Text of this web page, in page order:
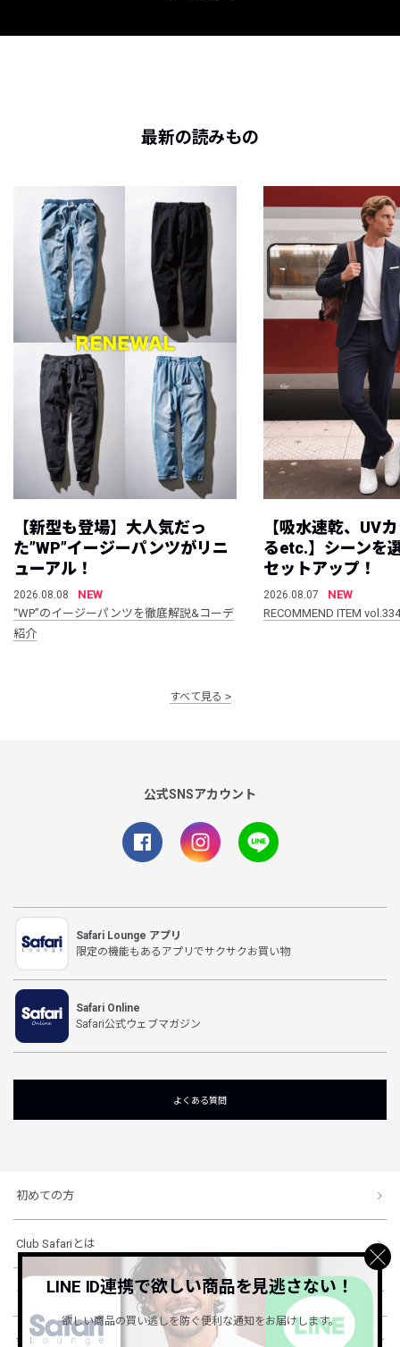
最新の読みもの
【新型も登場】大人気だっ
た”WP”イージーパンツがリニ
ューアル！
2026.08.08
NEW
“WP”のイージーパンツを徹底解説&コーデ
紹介
【吸水速乾、UV
るetc.】シーンを
セットアップ！
2026.08.07
NEW
RECOMMEND ITEM vol.334
すべて見る
公式SNSアカウント
Safari Lounge アプリ
限定の機能もあるアプリでサクサクお買い物
Safari Online
Safari公式ウェブマガジン
よくある質問
初めての方
Club Safariとは
ショッピングガイド
会社概要・規約
LINE ID連携で欲しい商品を見逃さない！
欲しい商品の買い逃しを防ぐ便利な通知をお届けします。